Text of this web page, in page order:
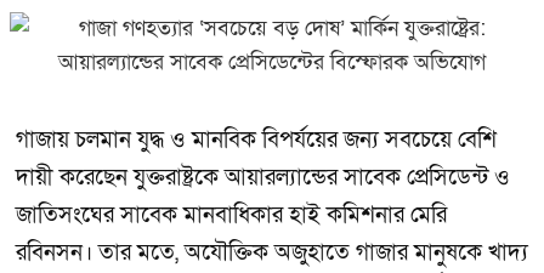
গাজায় চলমান যুদ্ধ ও মানবিক বিপর্যয়ের জন্য সবচেয়ে বেশি
দায়ী করেছেন যুক্তরাষ্ট্রকে আয়ারল্যান্ডের সাবেক প্রেসিডেন্ট ও
জাতিসংঘের সাবেক মানবাধিকার হাই কমিশনার মেরি
রবিনসন। তার মতে, অযৌক্তিক অজুহাতে গাজার মানুষকে খাদ্য